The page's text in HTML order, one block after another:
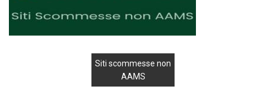
Siti scommesse non
AAMS